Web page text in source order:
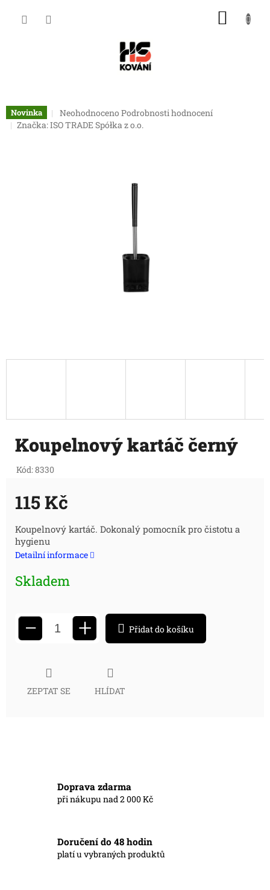
Novinka
Průměrné
hodnocení
Neohodnoceno Podrobnosti hodnocení
Značka:ISO TRADE Spółka z o.o.
Koupelnový kartáč černý
Kód:8330
115 Kč
Měrná
cena:
Koupelnový kartáč. Dokonalý pomocník pro čistotu a
hygienu
Detailní informace
Skladem
− + Přidat do košíku
ZEPTAT SE HLÍDAT
Doprava zdarma
při nákupu nad 2 000 Kč
Doručení do 48 hodin
platí u vybraných produktů